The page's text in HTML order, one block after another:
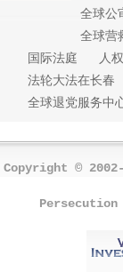
全球公
全球营
国际法庭
人
法轮大法在长春
全球退党服务中
Copyright ©